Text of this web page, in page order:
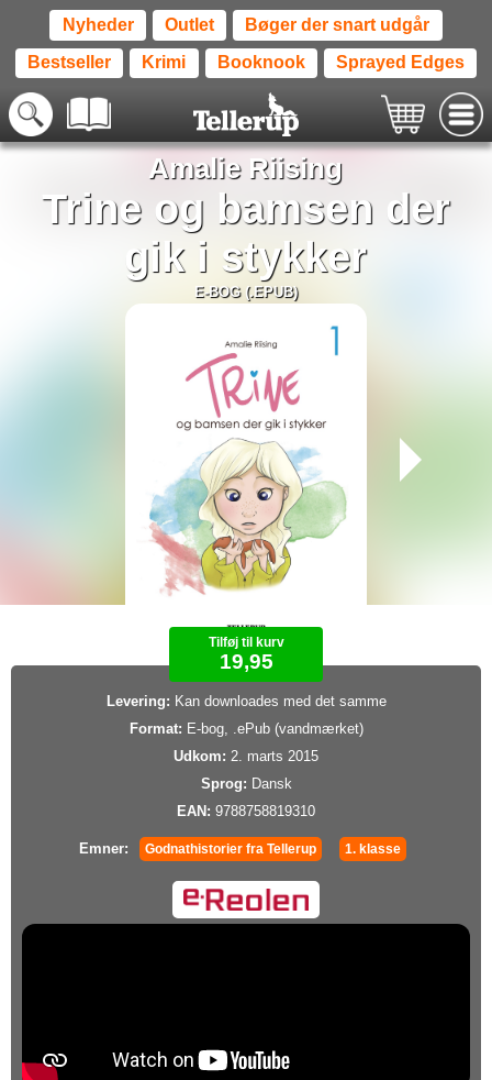
Nyheder Outlet Bøger der snart udgår
Bestseller Krimi Booknook Sprayed Edges
Amalie Riising
Trine og bamsen der
gik i stykker
E-BOG (.EPUB)
Tilføj til kurv
19,95
Levering: Kan downloades med det samme
Format: E-bog, .ePub (vandmærket)
Udkom: 2. marts 2015
Sprog: Dansk
EAN: 9788758819310
Emner: Godnathistorier fra Tellerup 1. klasse